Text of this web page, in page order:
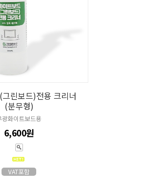
린보드)전용 크리너
(분무형)
광화이트보드용
6,600원
VAT포함